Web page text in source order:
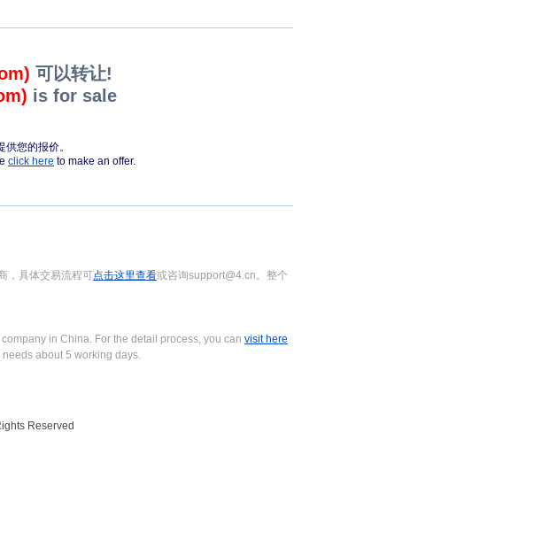
可以转让!
is for sale
供您的报价。
click here to make an offer.
，具体交易流程可点击这里查看或咨询support@4.cn。整个
in China. For the detail process, you can visit here
about 5 working days.
Reserved